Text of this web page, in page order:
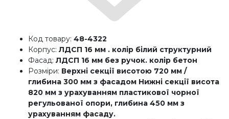
Код товару: 48-4322
Корпус: ЛДСП 16 мм . колір білий структурний
Фасад: ЛДСП 16 мм без ручок. колір бетон
Розміри: Верхні секції висотою 720 мм /
глибина 300 мм з фасадом Нижні секції висота
820 мм з урахуванням пластикової чорної
регульованої опори, глибина 450 мм з
урахуванням фасаду.